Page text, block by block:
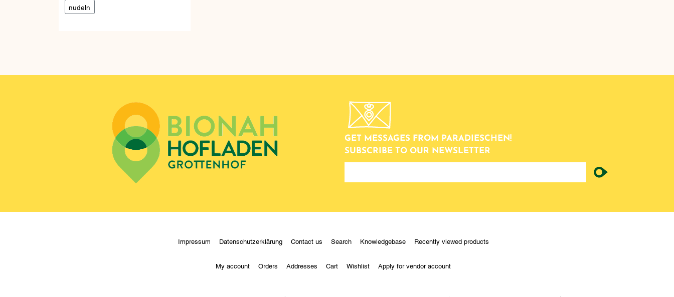
nudeln
GET MESSAGES FROM PARADIESCHEN!
SUBSCRIBE TO OUR NEWSLETTER
newsletter
Impressum Datenschutzerklärung Contact us Search Knowledgebase Recently viewed products
My account Orders Addresses Cart Wishlist Apply for vendor account